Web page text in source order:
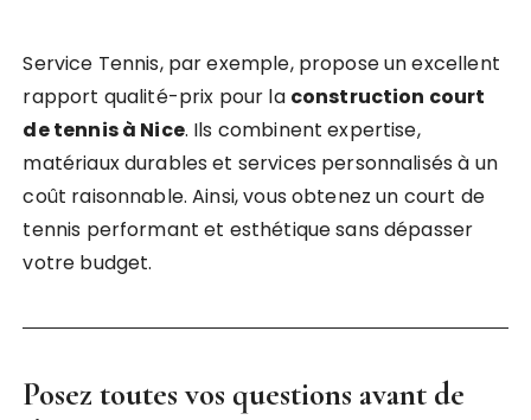
Service Tennis, par exemple, propose un excellent
rapport qualité-prix pour la construction court
de tennis à Nice. Ils combinent expertise,
matériaux durables et services personnalisés à un
coût raisonnable. Ainsi, vous obtenez un court de
tennis performant et esthétique sans dépasser
votre budget.
Posez toutes vos questions avant de